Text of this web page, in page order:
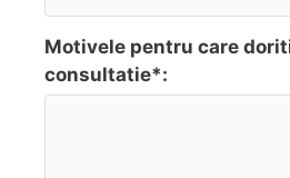
Motivele pentru care
consultatie*: